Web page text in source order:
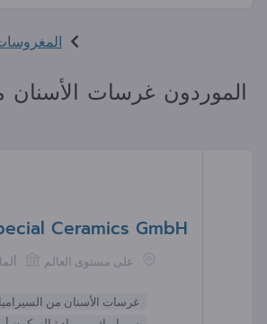
الموردون غرسات الأسنان
Ceramics GmbH
على مستوى العالم
غرسات الأسنان من